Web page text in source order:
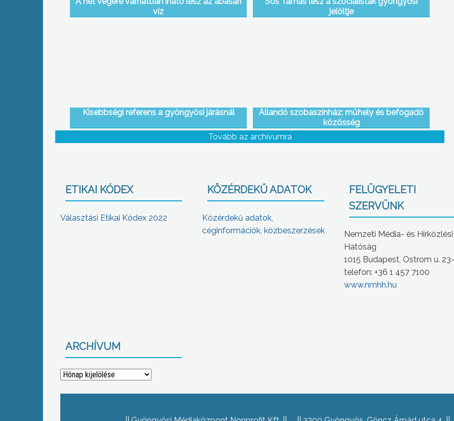
víz
jelöltje
Kisebbségi referens a gyöngyösi járásnál
Állandó szobaszínház: műhely és befogadó
közösség
Tovább az archívumra
ETIKAI KÓDEX
Választási Etikai Kódex 2022
KÖZÉRDEKŰ ADATOK
Közérdekű adatok,
céginformációk, közbeszerzések
FELÜGYELETI
SZERVÜNK
Nemzeti Média- és Hírközlési
Hatóság
1015 Budapest, Ostrom u.
telefon: +36 1 457 7100
www.nmhh.hu
ARCHÍVUM
Archívum